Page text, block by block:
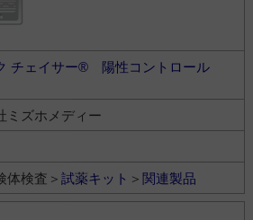
チェイサー® 陽性コントロール
ミズホメディー
体検査＞ 試薬キット ＞ 関連製品